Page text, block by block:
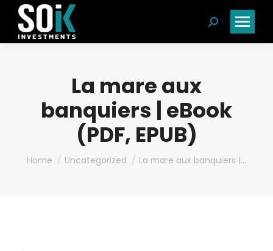
Search:
La mare aux
banquiers | eBook
(PDF, EPUB)
You are here:
Home Uncategorized La mare aux banquiers |…